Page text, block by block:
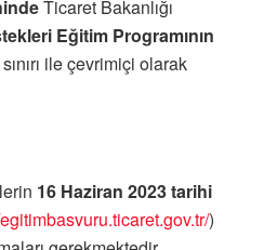
Ticaret Bakanlığı
Eğitim Programının
sınırı ile çevrimiçi olarak
16 Haziran 2023 tarihi
)